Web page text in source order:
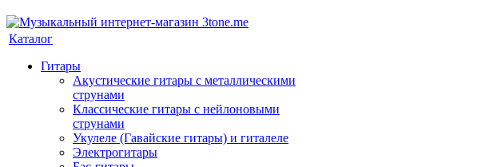
Каталог
Гитары
Акустические гитары с металлическими
струнами
Классические гитары с нейлоновыми
струнами
Укулеле (Гавайские гитары) и гиталеле
Электрогитары